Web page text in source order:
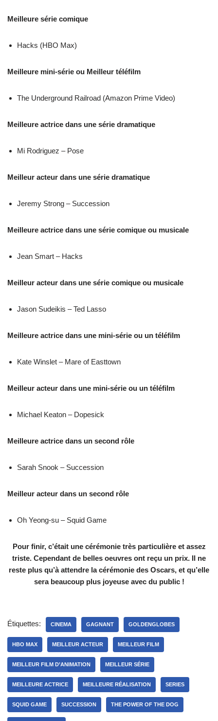
Meilleure série comique
Hacks (HBO Max)
Meilleure mini-série ou Meilleur téléfilm
The Underground Railroad (Amazon Prime Video)
Meilleure actrice dans une série dramatique
Mi Rodriguez – Pose
Meilleur acteur dans une série dramatique
Jeremy Strong – Succession
Meilleure actrice dans une série comique ou musicale
Jean Smart – Hacks
Meilleur acteur dans une série comique ou musicale
Jason Sudeikis – Ted Lasso
Meilleure actrice dans une mini-série ou un téléfilm
Kate Winslet – Mare of Easttown
Meilleur acteur dans une mini-série ou un téléfilm
Michael Keaton – Dopesick
Meilleure actrice dans un second rôle
Sarah Snook – Succession
Meilleur acteur dans un second rôle
Oh Yeong-su – Squid Game
Pour finir, c’était une cérémonie très particulière et assez
triste. Cependant de belles oeuvres ont reçu un prix. Il ne
reste plus qu’à attendre la cérémonie des Oscars, et qu’elle
sera beaucoup plus joyeuse avec du public !
Étiquettes: CINEMA GAGNANT GOLDENGLOBES
HBO MAX MEILLEUR ACTEUR MEILLEUR FILM
MEILLEUR FILM D’ANIMATION MEILLEUR SÉRIE
MEILLEURE ACTRICE MEILLEURE RÉALISATION SERIES
SQUID GAME SUCCESSION THE POWER OF THE DOG